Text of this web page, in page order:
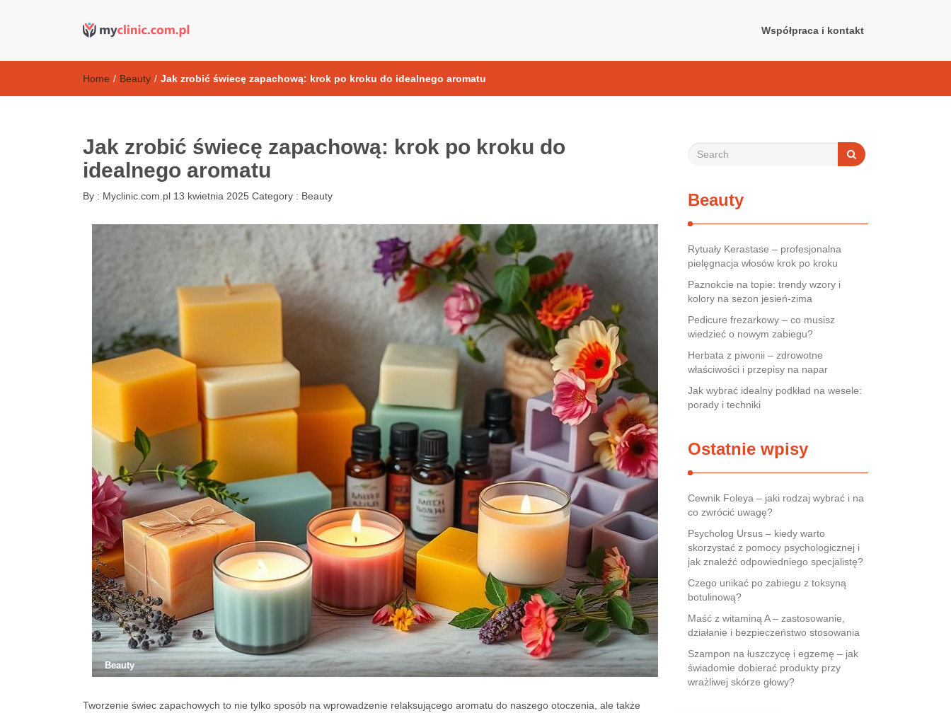
Współpraca i kontakt
Home / Beauty / Jak zrobić świecę zapachową: krok po kroku do idealnego aromatu
Jak zrobić świecę zapachową: krok po kroku do
idealnego aromatu
By : Myclinic.com.pl 13 kwietnia 2025 Category : Beauty
Beauty
Tworzenie świec zapachowych to nie tylko sposób na wprowadzenie relaksującego aromatu do naszego otoczenia, ale także
Beauty
Rytuały Kerastase – profesjonalna
pielęgnacja włosów krok po kroku
Paznokcie na topie: trendy wzory i
kolory na sezon jesień-zima
Pedicure frezarkowy – co musisz
wiedzieć o nowym zabiegu?
Herbata z piwonii – zdrowotne
właściwości i przepisy na napar
Jak wybrać idealny podkład na wesele:
porady i techniki
Ostatnie wpisy
Cewnik Foleya – jaki rodzaj wybrać i na
co zwrócić uwagę?
Psycholog Ursus – kiedy warto
skorzystać z pomocy psychologicznej i
jak znaleźć odpowiedniego specjalistę?
Czego unikać po zabiegu z toksyną
botulinową?
Maść z witaminą A – zastosowanie,
działanie i bezpieczeństwo stosowania
Szampon na łuszczycę i egzemę – jak
świadomie dobierać produkty przy
wrażliwej skórze głowy?